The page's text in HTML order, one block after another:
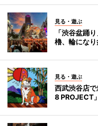
見る・遊ぶ
「渋谷盆踊
櫓、輪になり
見る・遊ぶ
西武渋谷店
8 PROJECT